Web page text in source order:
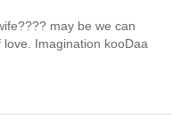
may be we can
Imagination kooDaa